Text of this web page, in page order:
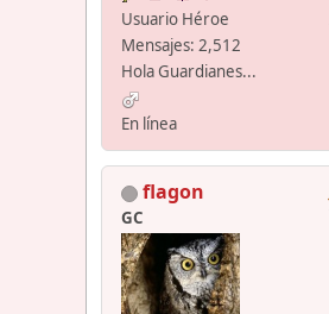
Usuario Héroe
Mensajes: 2,512
Hola Guardianes...
En línea
flagon
GC